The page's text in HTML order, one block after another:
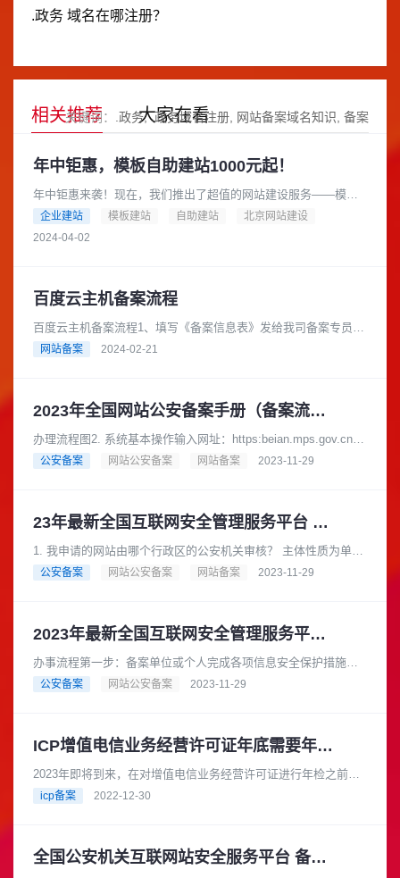
.政务 域名在哪注册？
相关推荐 大家在看
关键词： .政务 .政务域名注册 网站备案域名知识 备案
年中钜惠，模板自助建站1000元起！
年中钜惠来袭！现在，我们推出了超值的网站建设服务——模板
自助建站，只需1000元起！是的，你没有听错，只要1000元，就
可以拥有一个专业的网......
企业建站 模板建站 自助建站
北京网站建设
2024-04-02
百度云主机备案流程
百度云主机备案流程1、填写《备案信息表》发给我司备案专员，
联系企业微信中的备案专员；2、扫码下载百度智能云APP，点击
网站备案 2024-02-21
2023年全国网站公安备案手册（备案流程）
办理流程图2. 系统基本操作输入网址：https:beian.mps.gov.cn，
打开全国互联网安全管理服务平台。3.登录3.1. 登录系......
公安备案 网站公安备案 网站备案 2023-11-29
23年最新全国互联网安全管理服务平台 -网站备案常见问题
1. 我申请的网站由哪个行政区的公安机关审核？ 主体性质为单位
的，由单位办公地址所属公安机关审核；主体性质为个人的， 由
公安备案 网站公安备案 网站备案 2023-11-29
2023年最新全国互联网安全管理服务平台 -网站备案办事指南
办事流程第一步：备案单位或个人完成各项信息安全保护措施
后，准备好下文【申报材料】 中各项材料的电子图片；第二步：
公安备案 网站公安备案 2023-11-29
ICP增值电信业务经营许可证年底需要年检提醒
2023年即将到来，在对增值电信业务经营许可证进行年检之前，
我们需要了解一些事情，以避免在年检期间出现一些不必要的问
icp备案 2022-12-30
全国公安机关互联网站安全服务平台 备案操作指南